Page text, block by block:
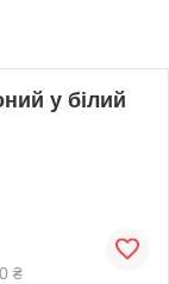
у білий
₴